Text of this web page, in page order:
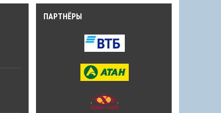
ПАРТНЁРЫ